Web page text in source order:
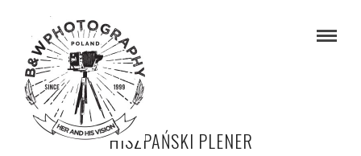
HISZPAŃSKI PLENER